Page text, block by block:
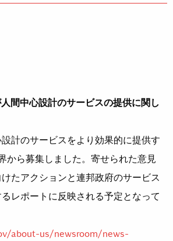
間中心設計のサービスの提供に関し
計のサービスをより効果的に提供す
から募集しました。寄せられた意見
たアクションと連邦政府のサービス
レポートに反映される予定となって
about-us/newsroom/news-